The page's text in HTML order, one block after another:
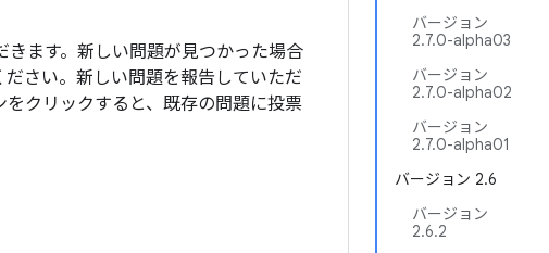
バージョン
2.7.0-alpha03
バージョン
2.7.0-alpha02
バージョン
2.7.0-alpha01
バージョン 2.6
バージョン
2.6.2
ます。新しい問題が見つかった場合
さい。新しい問題を報告していただ
クリックすると、既存の問題に投票